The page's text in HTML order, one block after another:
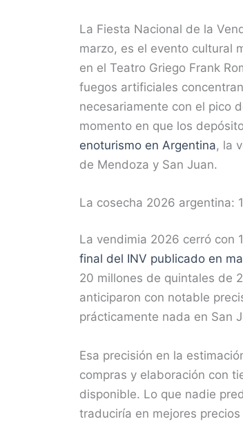
La Fiesta Nacional de la
marzo, es el evento cultural
en el Teatro Griego Frank
fuegos artificiales
necesariamente con el pico
momento en que los
enoturismo en Argentina, la
de Mendoza y San Juan.
La cosecha 2026 argentina:
La vendimia 2026 cerró con
final del INV publicado en
20 millones de quintales de
anticiparon con notable
prácticamente nada en San
Esa precisión en la
compras y elaboración con
disponible. Lo que nadie
traduciría en mejores